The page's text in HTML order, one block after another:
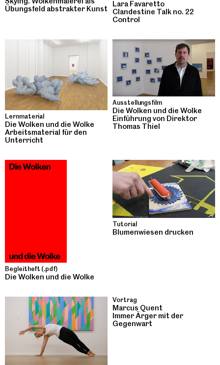
Übungsfeld abstrakter Kunst
Lara Favaretto
Clandestine Talk no. 22
Control
Lernmaterial
Die Wolken und die Wolke
Arbeitsmaterial für den
Unterricht
Ausstellungsfilm
Die Wolken und die Wolke
Einführung von Direktor
Thomas Thiel
Begleitheft (.pdf)
Die Wolken und die Wolke
Tutorial
Blumenwiesen drucken
Vortrag
Marcus Quent
Immer Ärger mit der
Gegenwart